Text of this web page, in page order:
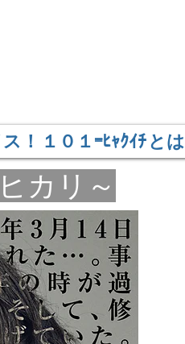
１０１-ﾋｬｸｲﾁ とは
カリ～